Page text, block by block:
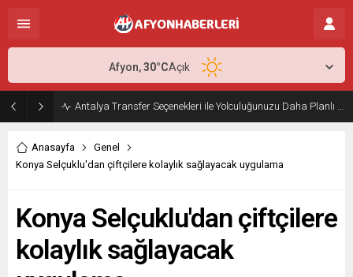
Antalya Transfer Seçenekleri ile Yolculuğunuzu Daha Planlı Hale Getirin
Afyon,30°CAçık
Anasayfa
Genel
Konya Selçuklu'dan çiftçilere kolaylık sağlayacak uygulama
Konya Selçuklu'dan çiftçilere
kolaylık sağlayacak